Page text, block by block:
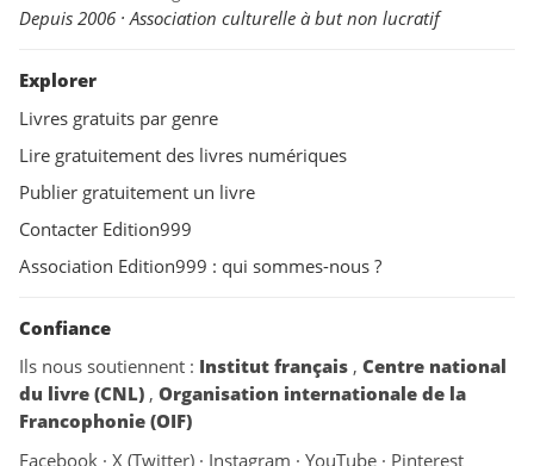
Depuis 2006 · Association culturelle à but non lucratif
Explorer
Livres gratuits par genre
Lire gratuitement des livres numériques
Publier gratuitement un livre
Contacter Edition999
Association Edition999 : qui sommes-nous ?
Confiance
Ils nous soutiennent : Institut français , Centre national
du livre (CNL) , Organisation internationale de la
Francophonie (OIF)
Facebook · X (Twitter) · Instagram · YouTube · Pinterest